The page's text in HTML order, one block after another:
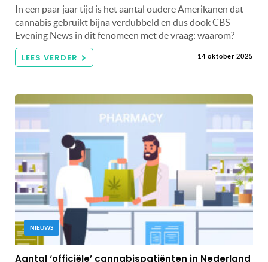
In een paar jaar tijd is het aantal oudere Amerikanen dat
cannabis gebruikt bijna verdubbeld en dus dook CBS
Evening News in dit fenomeen met de vraag: waarom?
LEES VERDER 14 oktober 2025
NIEUWS
Aantal ‘officiële’ cannabispatiënten in Nederland